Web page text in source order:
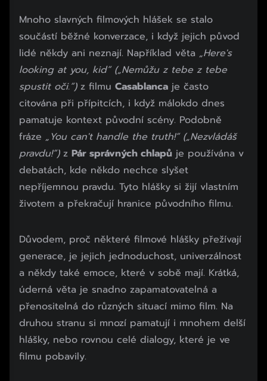
Mnoho slavných filmových hlášek se stalo
součástí běžné konverzace, i když jejich původ
lidé někdy ani neznají. Například věta „Here's
looking at you, kid“ („Nemůžu z tebe z tebe
spustit oči.“) z filmu Casablanca je často
citována při přípitcích, i když málokdo dnes
pamatuje kontext původní scény. Podobně
fráze „You can't handle the truth!“ („Nezvládáš
pravdu!“)z Pár správných chlapů je používána v
debatách, kde někdo nechce slyšet
nepříjemnou pravdu. Tyto hlášky si žijí vlastním
životem a překračují hranice původního filmu.
Důvodem, proč některé filmové hlášky přežívají
generace, je jejich jednoduchost, univerzálnost
a někdy také emoce, které v sobě mají. Krátká,
úderná věta je snadno zapamatovatelná a
přenositelná do různých situací mimo film. Na
druhou stranu si mnozí pamatují i mnohem delší
hlášky, nebo rovnou celé dialogy, které je ve
filmu pobavily.